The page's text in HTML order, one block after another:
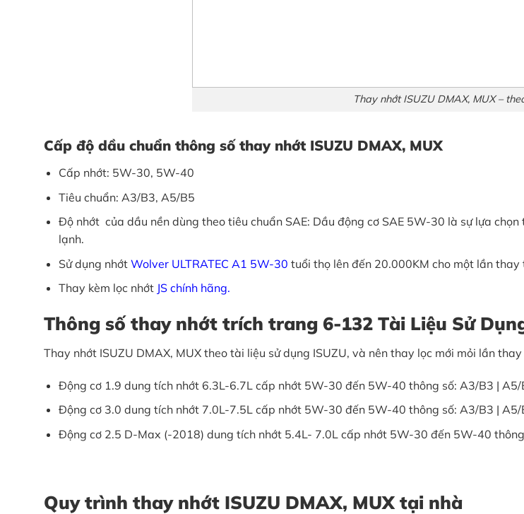
Thay nhớt ISUZU DMAX, MUX –
Cấp độ dầu chuẩn thông số thay nhớt ISUZU DMAX, MUX
Cấp nhớt: 5W-30, 5W-40
Tiêu chuẩn: A3/B3, A5/B5
Độ nhớt của dầu nền dùng theo tiêu chuẩn SAE: Dầu động cơ SAE 5W-30 là sự lựa
lạnh.
Sử dụng nhớt Wolver ULTRATEC A1 5W-30 tuổi thọ lên đến 20.000KM cho một lần
Thay kèm lọc nhớt JS chính hãng.
Thông số thay nhớt trích trang 6-132 Tài Liệu Sử
Thay nhớt ISUZU DMAX, MUX theo tài liệu sử dụng ISUZU, và nên thay lọc mới mỏi lần thay
Động cơ 1.9 dung tích nhớt 6.3L-6.7L cấp nhớt 5W-30 đến 5W-40 thông số: A3/B3 | A5/
Động cơ 3.0 dung tích nhớt 7.0L-7.5L cấp nhớt 5W-30 đến 5W-40 thông số: A3/B3 | A5/
Động cơ 2.5 D-Max (-2018) dung tích nhớt 5.4L- 7.0L cấp nhớt 5W-30 đến 5W-40
Quy trình thay nhớt ISUZU DMAX, MUX tại nhà